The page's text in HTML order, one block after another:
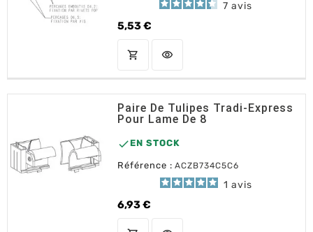
7avis
5,53 €
Prix
shopping_cart AJOUTER AU PANIER
visibility
Paire De Tulipes Tradi-Express
Pour Lame De 8
 EN STOCK
Référence : ACZB734C5C6
1 avis
6,93 €
Prix